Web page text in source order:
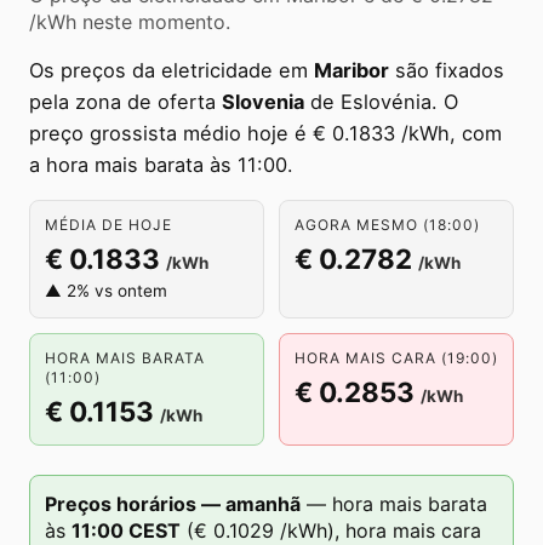
/kWh neste momento.
Os preços da eletricidade em Maribor são fixados
pela zona de oferta Slovenia de Eslovénia. O
preço grossista médio hoje é € 0.1833 /kWh, com
a hora mais barata às 11:00.
MÉDIA DE HOJE
€ 0.1833 /kWh
▲ 2% vs ontem
AGORA MESMO (18:00)
€ 0.2782 /kWh
HORA MAIS BARATA
(11:00)
€ 0.1153 /kWh
HORA MAIS CARA (19:00)
€ 0.2853 /kWh
Preços horários — amanhã — hora mais barata
às 11:00 CEST (€ 0.1029 /kWh), hora mais cara